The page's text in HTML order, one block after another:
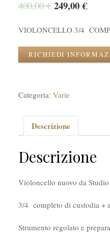
400,00€ 249,00€
VIOLONCELLO 3/4
RICHIEDI
Categoria: Varie
Descrizione
Descrizione
Violoncello nuovo da Studio
3/4 completo di custodia +
Strumento regolato e